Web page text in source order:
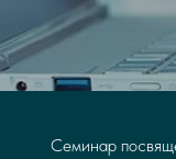
Семинар